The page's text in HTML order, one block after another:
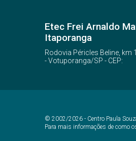
Etec Frei Arnaldo
Itaporanga
Rodovia Péricles Beline, km
- Votuporanga/SP - CEP:
© 2002/2026 - Centro Paula
Para mais informações de como